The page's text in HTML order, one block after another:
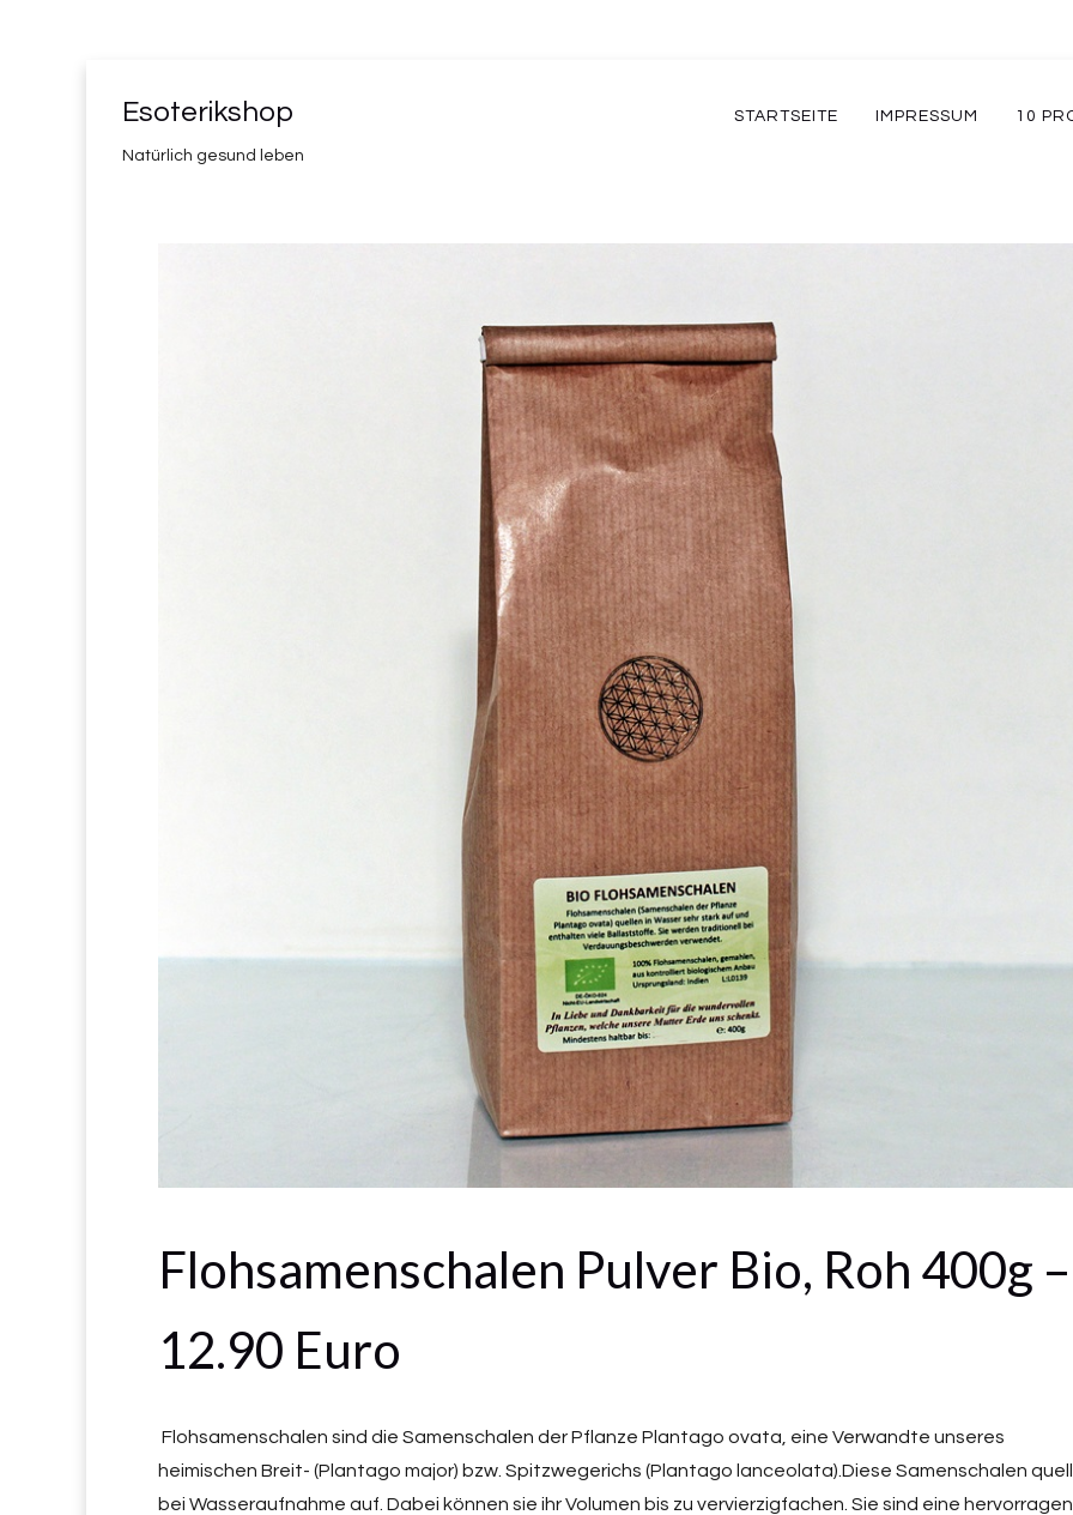
Esoterikshop
Natürlich gesund leben
STARTSEITE IMPRESSUM 10
Flohsamenschalen Pulver Bio, Roh 400g –
12.90 Euro
Flohsamenschalen sind die Samenschalen der Pflanze Plantago ovata, eine Verwandte unseres
heimischen Breit- (Plantago major) bzw. Spitzwegerichs (Plantago lanceolata).Diese Samenschalen
bei Wasseraufnahme auf. Dabei können sie ihr Volumen bis zu vervierzigfachen. Sie sind eine